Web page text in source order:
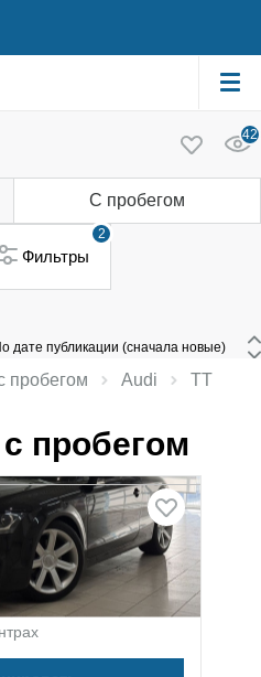
42
С пробегом
2
Фильтры
пробегом Audi TT
пробегом
бензин, полный